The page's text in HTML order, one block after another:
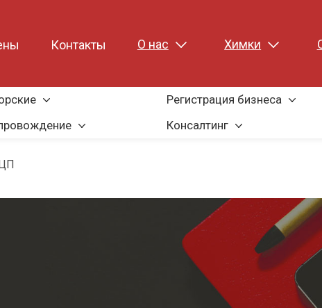
Контакты О нас Химки
Регистрация бизнеса
Консалтинг